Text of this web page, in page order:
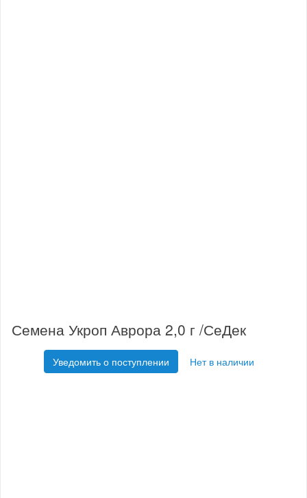
Семена Укроп Аврора 2,0 г /СеДек
Уведомить о поступлении Нет в наличии